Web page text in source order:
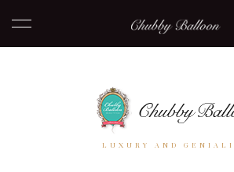
LUXURY AND